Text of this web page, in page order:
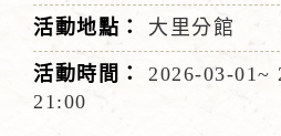
大里分館
2026-03-01~
21:00